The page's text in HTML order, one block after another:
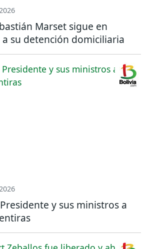
Marset sigue en
a su detención domiciliaria
y sus ministros a